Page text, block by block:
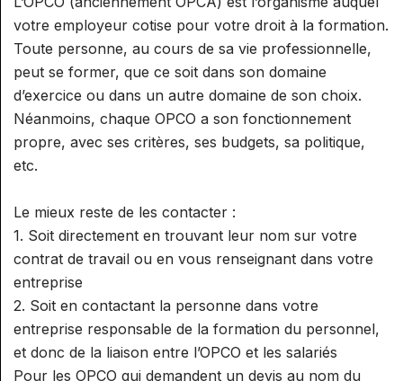
votre employeur cotise pour votre droit à la formation.
Toute personne, au cours de sa vie professionnelle,
peut se former, que ce soit dans son domaine
d’exercice ou dans un autre domaine de son choix.
Néanmoins, chaque OPCO a son fonctionnement
propre, avec ses critères, ses budgets, sa politique,
etc.
Le mieux reste de les contacter :
1. Soit directement en trouvant leur nom sur votre
contrat de travail ou en vous renseignant dans votre
entreprise
2. Soit en contactant la personne dans votre
entreprise responsable de la formation du personnel,
et donc de la liaison entre l’OPCO et les salariés
Pour les OPCO qui demandent un devis au nom du